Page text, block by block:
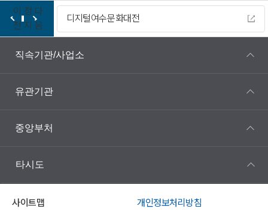
이
전
정
지
다
음
디지털여수문화대전
직속기관/사업소
유관기관
중앙부처
타시도
사이트맵
개인정보처리방침